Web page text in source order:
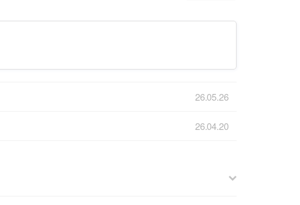
26.05.26
26.04.20